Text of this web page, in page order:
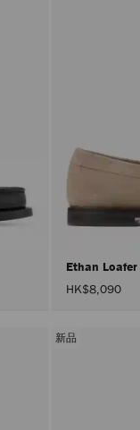
Ethan Loafer
HK$8,090
新品